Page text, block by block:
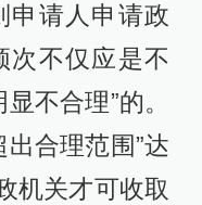
申请人申请政
次不仅应是不
不合理”的。
合理范围”达
机关才可收取